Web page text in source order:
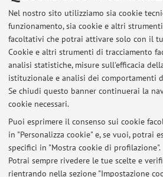
Nel nostro sito utilizziamo sia cookie
funzionamento, sia cookie e altri
facoltativi che potrai attivare solo con il
Cookie e altri strumenti di tracciamento
analisi statistiche, misure sull'efficacia
istituzionale e analisi dei comportamenti
Se chiudi questo banner continuerai la
cookie necessari.
Puoi esprimere il consenso sui cookie
in "Personalizza cookie" e, se vuoi, potrai
specifici in "Mostra cookie di profilazione".
Potrai sempre rivedere le tue scelte e
rientrando nella sezione "Impostazione
Dipartimento delle Arti
Via Barberia 4, Bologna -
Vai alla
Dipartimento di Scienze Economiche
Piazza Scaravilli 2, Bologna -
Vai
Ultimi avvisi
Al momento non sono